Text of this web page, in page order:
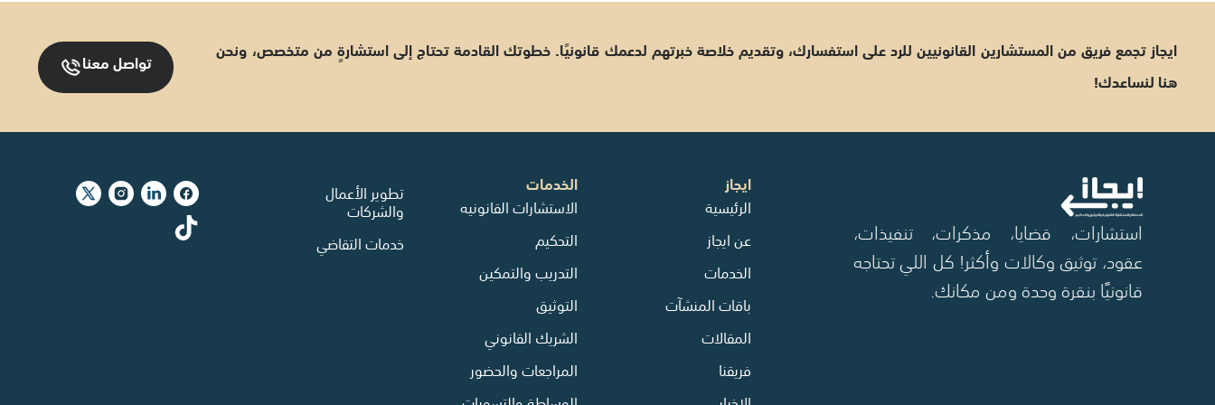
ايجاز تجمع فريق من المستشارين القانونيين للرد على استفسارك، وتقديم خلاصة خبرتهم لدعمك قانونيًا. خطوتك القادمة تحتاج إلى استشارةٍ من متخصص، ونحن
هنا لنساعدك!
تواصل معنا
استشارات، قضايا، مذكرات، تنفيذات،
عقود، توثيق وكالات وأكثر! كل اللي تحتاجه
قانونيًا بنقرة وحدة ومن مكانك.
ايجاز
الرئيسية
عن ايجاز
الخدمات
باقات المنشآت
المقالات
فريقنا
الخدمات
الاستشارات القانونيه
التحكيم
التدريب والتمكين
التوثيق
الشريك القانوني
المراجعات والحضور
تطوير الأعمال
والشركات
خدمات التقاضي